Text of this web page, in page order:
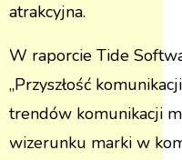
atrakcyjna.
W raporcie Tide
„Przyszłość
trendów komunikacji
wizerunku marki w